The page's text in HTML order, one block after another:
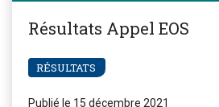
Résultats Appel EOS
RÉSULTATS
Publié le 15 décembre 2021